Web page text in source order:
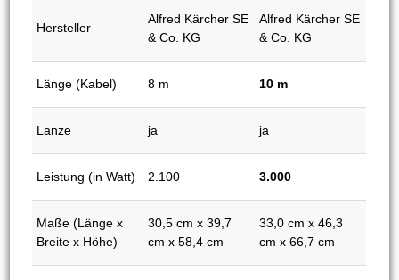
Hersteller
Alfred Kärcher SE
& Co. KG
Alfred Kärcher SE
& Co. KG
Länge (Kabel) 8 m 10 m
Lanze ja ja
Leistung (in Watt) 2.100 3.000
Maße (Länge x
Breite x Höhe)
30,5 cm x 39,7
cm x 58,4 cm
33,0 cm x 46,3
cm x 66,7 cm